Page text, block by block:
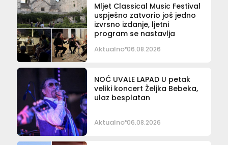
Mljet Classical Music Festival
uspješno zatvorio još jedno
izvrsno izdanje, ljetni
program se nastavlja
Aktualno 06.08.2026
NOĆ UVALE LAPAD U petak
veliki koncert Željka Bebeka,
ulaz besplatan
Aktualno 06.08.2026